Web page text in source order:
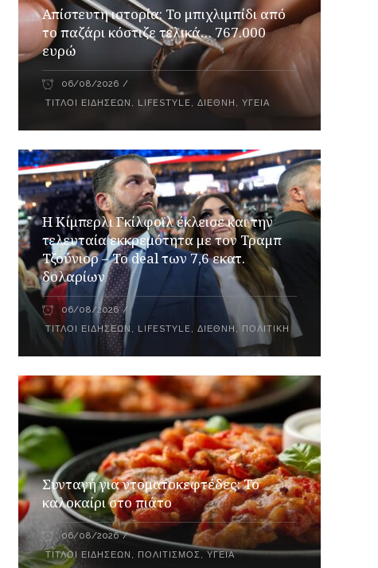
Απίστευτη ιστορία: Το μπιχλιμπίδι από
το παζάρι κόστιζε τελικά… 767.000
ευρώ
06/08/2026
ΤΊΤΛΟΙ ΕΙΔΉΣΕΩΝ , LIFESTYLE,ΔΙΕΘΝΉ ,ΥΓΕΊΑ
Η Κίμπερλι Γκίλφοϊλ έκλεισε και την
τελευταία εκκρεμότητα με τον Τραμπ
Τζούνιορ – Το deal των 7,6 εκατ.
δολαρίων
06/08/2026
ΤΊΤΛΟΙ ΕΙΔΉΣΕΩΝ , LIFESTYLE,ΔΙΕΘΝΉ , ΠΟΛΙΤΙΚΉ
Συνταγή για ντοματοκεφτέδες: Το
καλοκαίρι στο πιάτο
06/08/2026
ΤΊΤΛΟΙ ΕΙΔΉΣΕΩΝ , ΠΟΛΙΤΙΣΜΌΣ,ΥΓΕΊΑ